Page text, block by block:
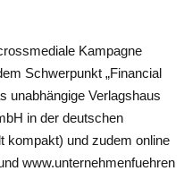
Kampagne
Schwerpunkt „Financial
unabhängige Verlagshaus
in der deutschen
kompakt) und zudem online